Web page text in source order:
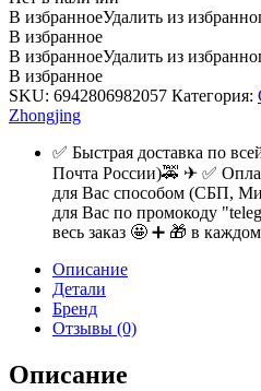
В избранноеУдалить из
В избранное
В избранноеУдалить из
В избранное
SKU: 6942806982057 Категория:
Zhongjing
✅ Быстрая доставка по
Почта России)🚕 ✈ ✅
для Вас способом (СБП,
для Вас по промокоду
весь заказ 🤩 ➕ 🎁 в каждом
Описание
Детали
Бренд
Отзывы (0)
Описание